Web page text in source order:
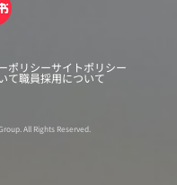
ポリシーサイトポリシー
て職員採用について
All Rights Reserved.